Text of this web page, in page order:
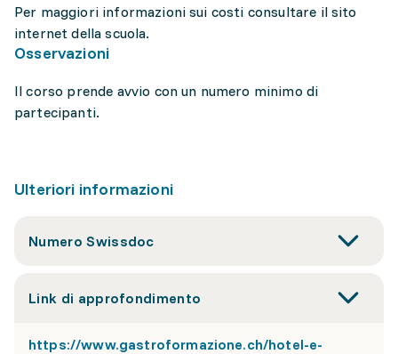
Per maggiori informazioni sui costi consultare il sito
internet della scuola.
Osservazioni
Il corso prende avvio con un numero minimo di
partecipanti.
Ulteriori informazioni
Numero Swissdoc
Link di approfondimento
https://www.gastroformazione.ch/hotel-e-